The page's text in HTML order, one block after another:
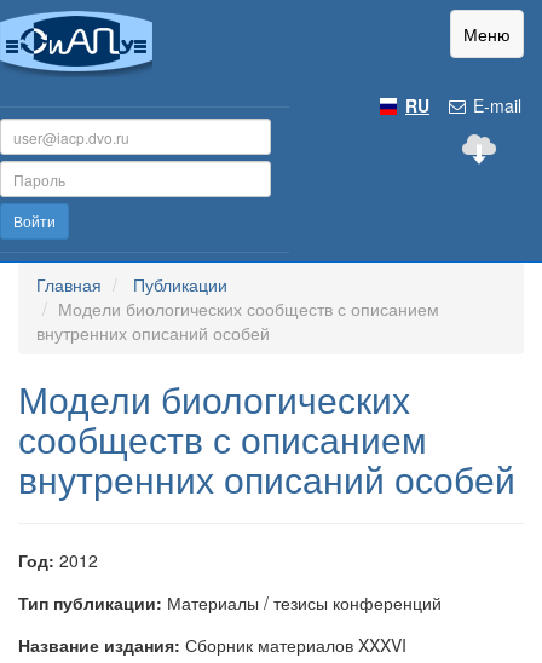
Меню
E-mail
RU
Войти
Главная
Публикации
Модели биологических сообществ с описанием
внутренних описаний особей
Модели биологических
сообществ с описанием
внутренних описаний особей
Год: 2012
Тип публикации: Материалы / тезисы конференций
Название издания: Сборник материалов XXXVI